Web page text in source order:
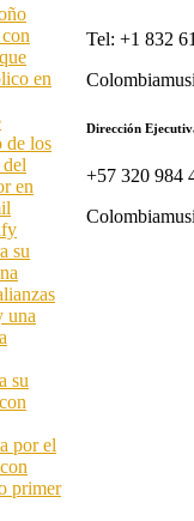
en
de los
en
su
una
su
por el
primer
Tel: +1 832
Dirección
+57 320 984